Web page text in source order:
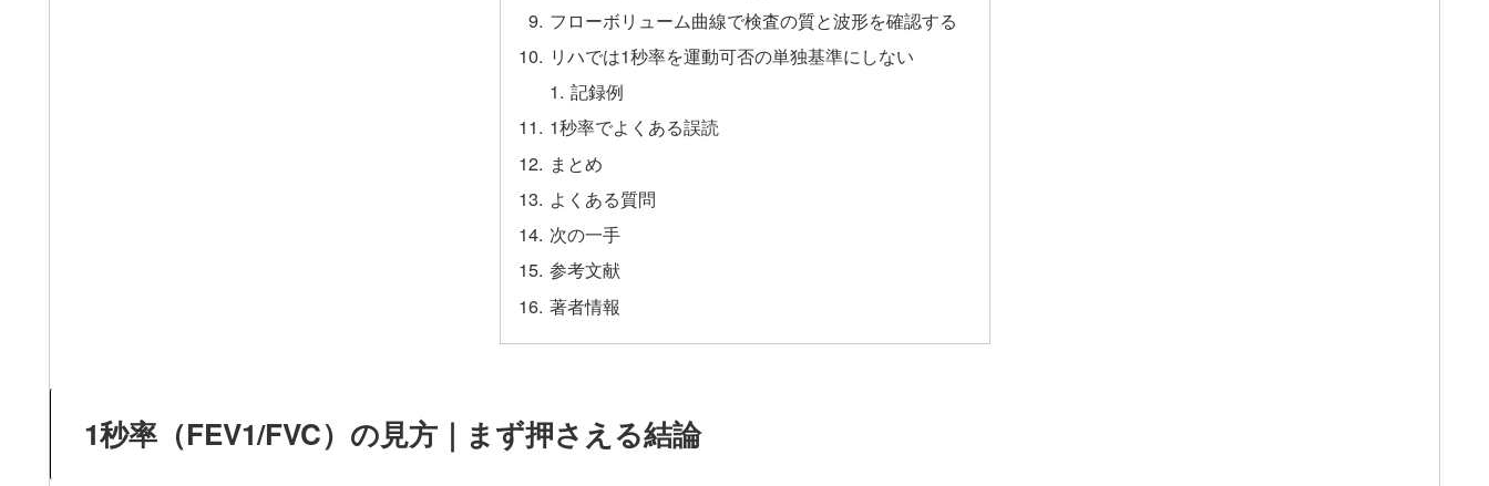
フローボリューム曲線で検査の質と波形を確認する
リハでは1秒率を運動可否の単独基準にしない
記録例
1秒率でよくある誤読
まとめ
よくある質問
次の一手
参考文献
著者情報
1秒率（FEV1/FVC）の見方｜まず押さえる結論